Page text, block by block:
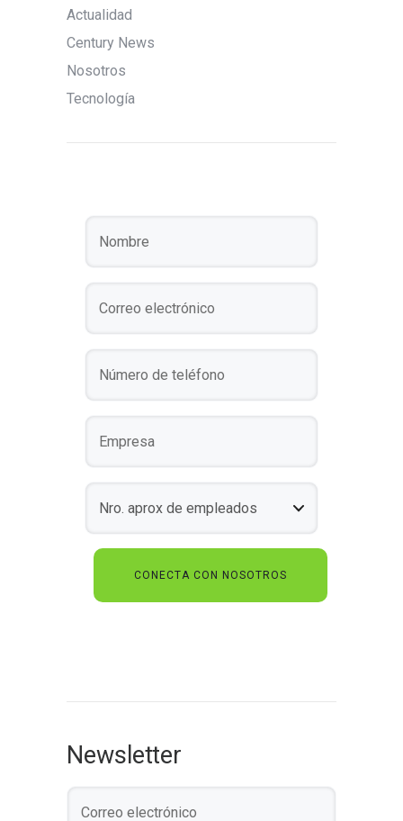
Actualidad
Century News
Nosotros
Tecnología
Newsletter